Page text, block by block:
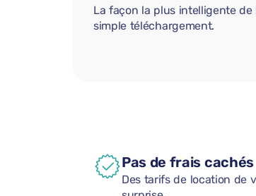
La façon la plus intelligente
simple téléchargement.
Pas de frais cachés
Des tarifs de location de